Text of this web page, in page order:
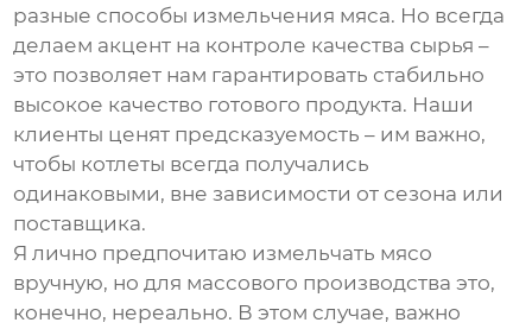
разные способы измельчения мяса. Но всегда
делаем акцент на контроле качества сырья –
это позволяет нам гарантировать стабильно
высокое качество готового продукта. Наши
клиенты ценят предсказуемость – им важно,
чтобы котлеты всегда получались
одинаковыми, вне зависимости от сезона или
поставщика.
Я лично предпочитаю измельчать мясо
вручную, но для массового производства это,
конечно, нереально. В этом случае, важно